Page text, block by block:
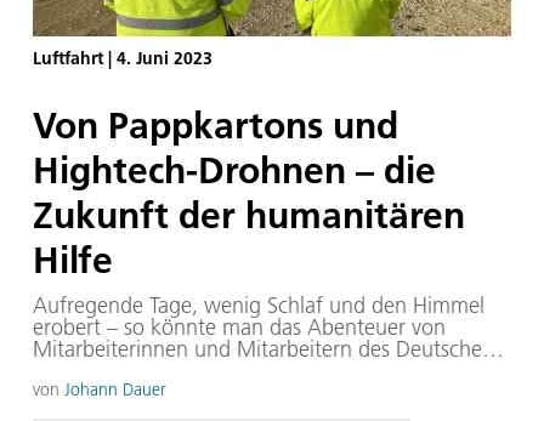
Luftfahrt| 4. Juni 2023
Von Pappkartons und
Hightech-Drohnen – die
Zukunft der humanitären
Hilfe
Aufregende Tage, wenig Schlaf und den Himmel
erobert – so könnte man das Abenteuer von
Mitarbeiterinnen und Mitarbeitern des Deutschen
niederländischen Unternehmen Wings for Aid
von Johann Dauer